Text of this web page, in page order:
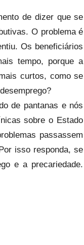
de dizer que se
O problema é
Os beneficiários
tempo, porque a
curtos, como se
de pantanas e nós
sobre o Estado
passassem
isso responda, se
e a precariedade.